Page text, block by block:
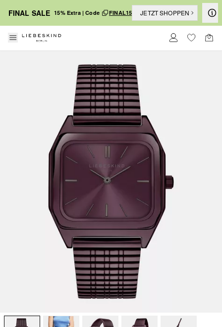
FINAL SALE 15% Extra | Code FINAL15 JETZT SHOPPEN